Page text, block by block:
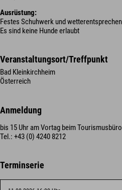
Ausrüstung:
Festes Schuhwerk und
Es sind keine Hunde erlaubt
Veranstaltungsort/Treffpunkt
Bad Kleinkirchheim
Österreich
Anmeldung
bis 15 Uhr am Vortag beim
Tel.: +43 (0) 4240 8212
Terminserie